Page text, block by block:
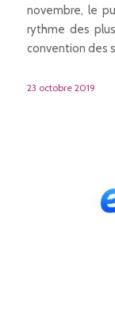
novembre, le
rythme des
convention des
23 octobre 2019